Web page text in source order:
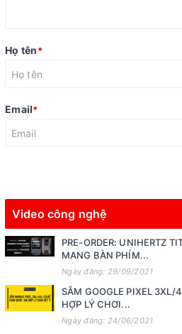
Họ tên*
Email*
Video công nghệ
PRE-ORDER: UNIHERTZ
MANG BÀN PHÍM...
Ngày đăng: 29/09/2021
SẮM GOOGLE PIXEL 3XL/
HỢP LÝ CHƠI...
Ngày đăng: 24/06/2021